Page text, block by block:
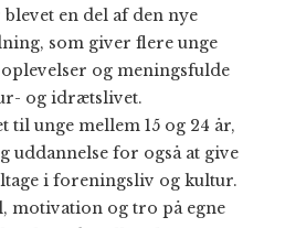
blevet en del af den nye
som giver flere unge
og meningsfulde
og idrætslivet.
til unge mellem 15 og 24 år,
uddannelse for også at give
i foreningsliv og kultur.
motivation og tro på egne